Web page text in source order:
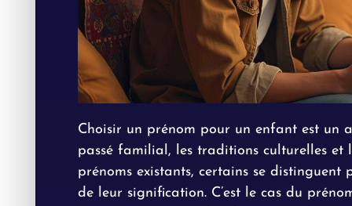
Choisir un prénom pour un enfant est un
passé familial, les traditions culturelles
prénoms existants, certains se
de leur signification. C’est le cas du